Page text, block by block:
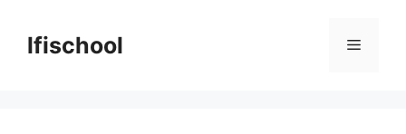
contentlfischool Menu